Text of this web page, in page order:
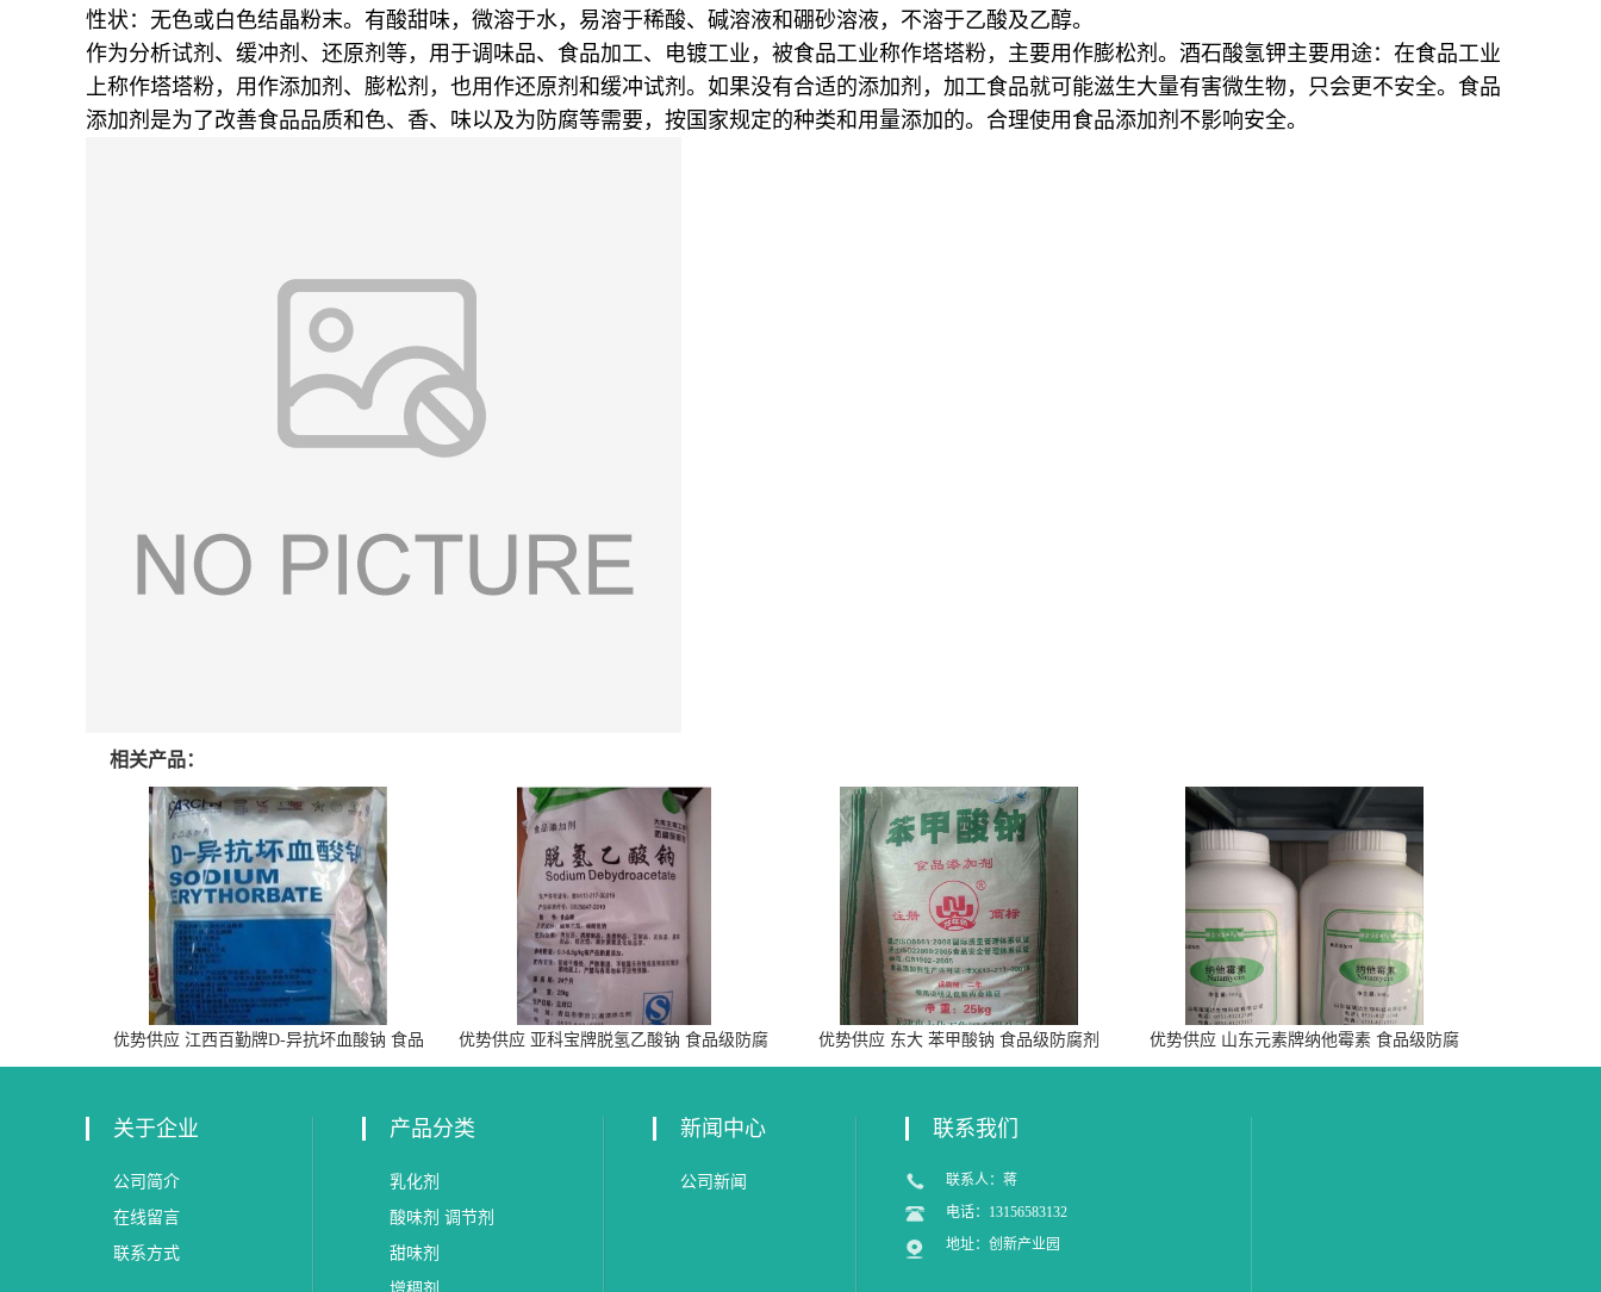
性状：无色或白色结晶粉末。有酸甜味，微溶于水，易溶于稀酸、碱溶液和硼砂溶液，不溶于乙酸及乙醇。
作为分析试剂、缓冲剂、还原剂等，用于调味品、食品加工、电镀工业，被食品工业称作塔塔粉，主要用作膨松剂。 酒石酸氢钾主要用途：在食品工业
上称作塔塔粉，用作添加剂、膨松剂，也用作还原剂和缓冲试剂。如果没有合适的添加剂，加工食品就可能滋生大量有害微生物，只会更不安全。食品
添加剂是为了改善食品品质和色、香、味以及为防腐等需要，按国家规定的种类和用量添加的。合理使用食品添加剂不影响安全。
相关产品：
优势供应 江西百勤牌D-异抗坏血酸钠 食品
级抗氧化剂
优势供应 亚科宝牌脱氢乙酸钠 食品级防腐
剂
优势供应 东大 苯甲酸钠 食品级防腐剂
优势供应 山东元素牌纳他霉素 食品级防腐
剂
关于企业
公司简介
在线留言
联系方式
产品分类
乳化剂
酸味剂 调节剂
甜味剂
新闻中心
公司新闻
联系我们
联系人：蒋
电话：13156583132
地址：创新产业园